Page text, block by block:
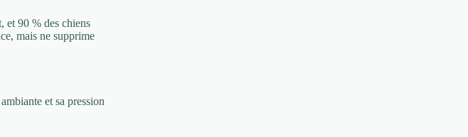
et 90 % des chiens
mais ne supprime
et sa pression